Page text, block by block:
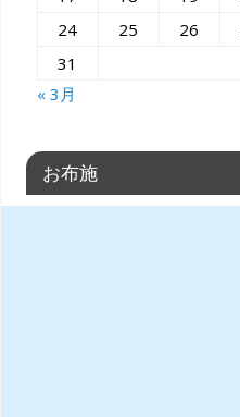
24
25 26
31
« 3月
お布施